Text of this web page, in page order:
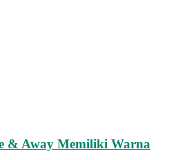
& Away Memiliki Warna